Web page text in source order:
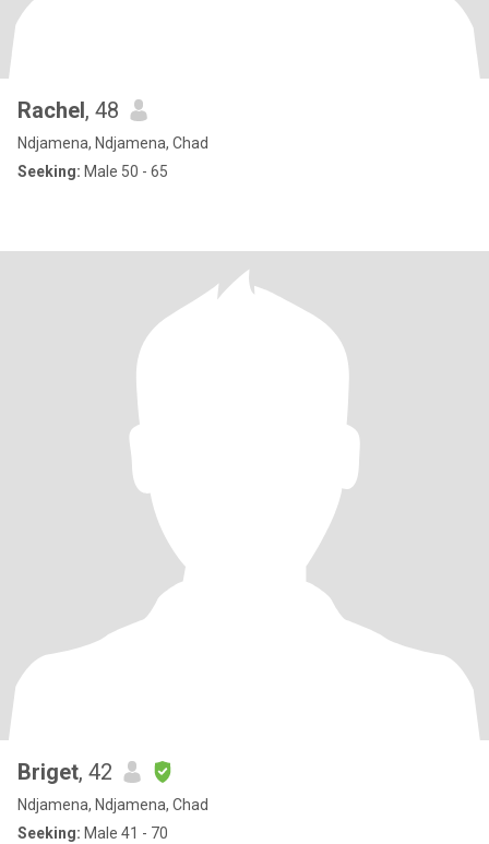
Rachel, 48
Ndjamena, Ndjamena, Chad
Seeking: Male 50 - 65
Briget, 42
Ndjamena, Ndjamena, Chad
Seeking: Male 41 - 70